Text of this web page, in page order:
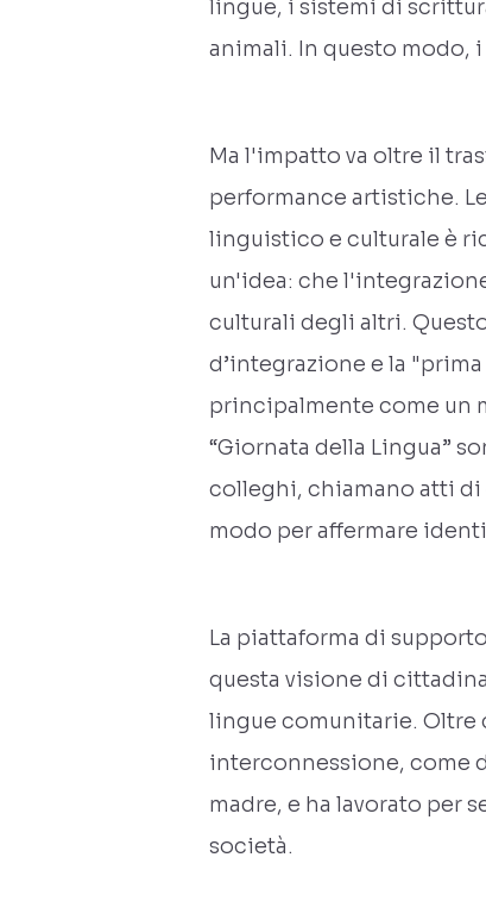
lingue, i sistemi di
animali. In questo modo,
Ma l'impatto va oltre il
performance artistiche.
linguistico e culturale è
un'idea: che
culturali degli altri.
d’integrazione e la
principalmente come un
“Giornata della Lingua”
colleghi, chiamano atti
modo per affermare
La piattaforma di
questa visione di
lingue comunitarie. Oltre
interconnessione, come
madre, e ha lavorato per
società.